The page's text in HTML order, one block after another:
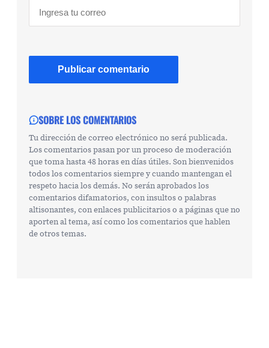
SOBRE LOS COMENTARIOS
Tu dirección de correo electrónico no será publicada.
Los comentarios pasan por un proceso de moderación
que toma hasta 48 horas en días útiles. Son bienvenidos
todos los comentarios siempre y cuando mantengan el
respeto hacia los demás. No serán aprobados los
comentarios difamatorios, con insultos o palabras
altisonantes, con enlaces publicitarios o a páginas que no
aporten al tema, así como los comentarios que hablen
de otros temas.